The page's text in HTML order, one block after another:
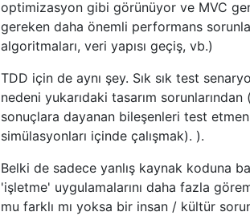
optimizasyon gibi görünüyor ve MVC
gereken daha önemli performans
algoritmaları, veri yapısı geçiş, vb.)
TDD için de aynı şey. Sık sık test
nedeni yukarıdaki tasarım
sonuçlara dayanan bileşenleri test
simülasyonları içinde çalışmak). ).
Belki de sadece yanlış kaynak koduna
'işletme' uygulamalarını daha fazla
mu farklı mı yoksa bir insan / kültür